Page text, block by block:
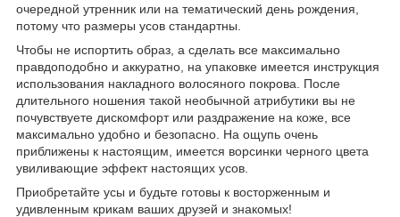
очередной утренник или на тематический день рождения,
потому что размеры усов стандартны.
Чтобы не испортить образ, а сделать все максимально
правдоподобно и аккуратно, на упаковке имеется инструкция
использования накладного волосяного покрова. После
длительного ношения такой необычной атрибутики вы не
почувствуете дискомфорт или раздражение на коже, все
максимально удобно и безопасно. На ощупь очень
приближены к настоящим, имеется ворсинки черного цвета
увиливающие эффект настоящих усов.
Приобретайте усы и будьте готовы к восторженным и
удивленным крикам ваших друзей и знакомых!